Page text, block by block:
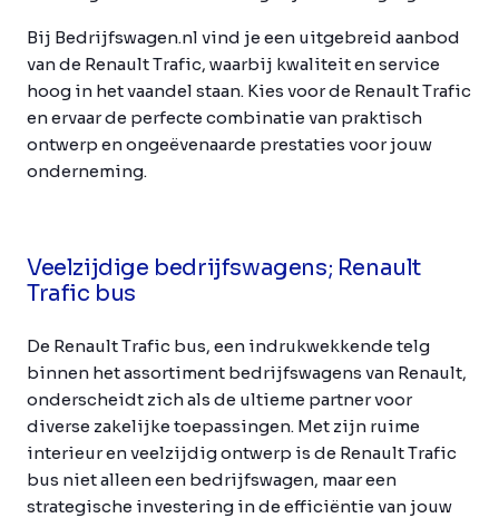
Bij Bedrijfswagen.nl vind je een uitgebreid aanbod
van de Renault Trafic, waarbij kwaliteit en service
hoog in het vaandel staan. Kies voor de Renault Trafic
en ervaar de perfecte combinatie van praktisch
ontwerp en ongeëvenaarde prestaties voor jouw
onderneming.
Veelzijdige bedrijfswagens; Renault
Trafic bus
De Renault Trafic bus, een indrukwekkende telg
binnen het assortiment bedrijfswagens van Renault,
onderscheidt zich als de ultieme partner voor
diverse zakelijke toepassingen. Met zijn ruime
interieur en veelzijdig ontwerp is de Renault Trafic
bus niet alleen een bedrijfswagen, maar een
strategische investering in de efficiëntie van jouw